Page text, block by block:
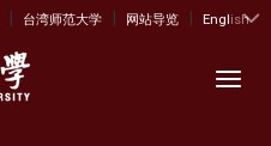
| 台湾师范大学 | 网站导览 | English